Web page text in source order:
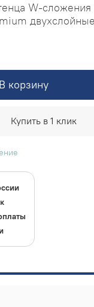
W-сложения
В корзину
Купить в 1 клик